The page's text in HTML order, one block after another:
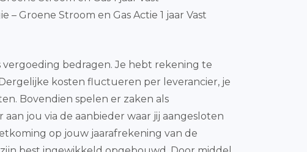
– Groene Stroom en Gas Actie 1 jaar Vast
bedragen. Je hebt rekening te
kosten fluctueren per leverancier, je
Bovendien spelen er zaken als
jou via de aanbieder waar jij aangesloten
op jouw jaarafrekening van de